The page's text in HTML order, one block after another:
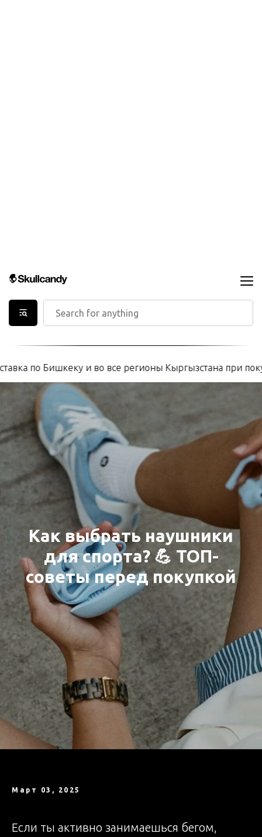
по Бишкеку и во все регионы Кыргызстана при
Как выбрать наушники
для спорта? 💪 ТОП-
советы перед покупкой
Март 03, 2025
Если ты активно занимаешься бегом,